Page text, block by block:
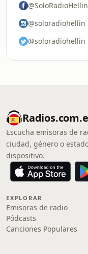
@SoloRadioHellin
@soloradiohellin
@soloradiohellin
Escucha emisoras de
ciudad, género o
dispositivo.
EXPLORAR
Emisoras de radio
Pódcasts
Canciones Populares